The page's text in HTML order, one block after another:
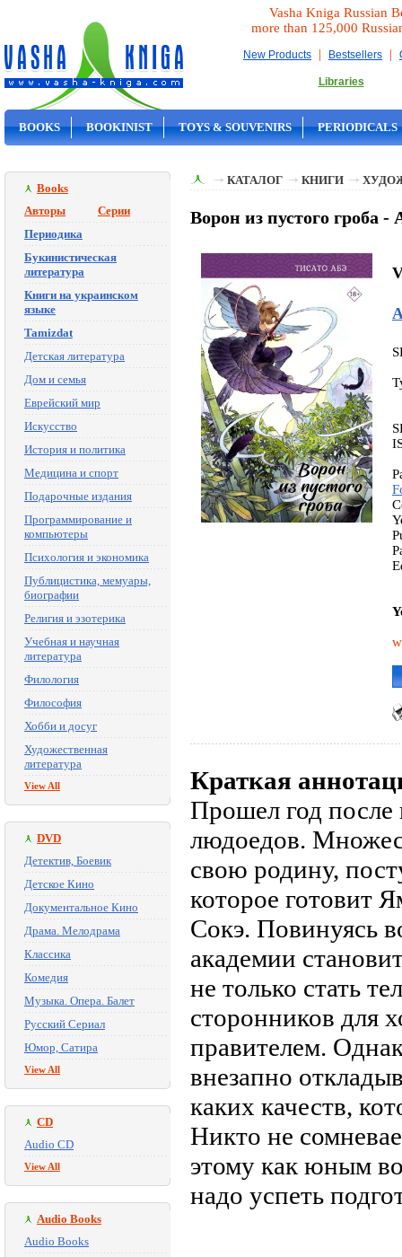
Vasha Kniga Russian
more than 125,000
New Products | Bestsellers |
Libraries
BOOKS BOOKINIST TOYS & SOUVENIRS PERIODICALS
Books
Авторы
Серии
Периодика
Букинистическая
литература
Книги на украинском
языке
Tamizdat
Детская литература
Дом и семья
Еврейский мир
Искусство
История и политика
Медицина и спорт
Подарочные издания
Программирование и
компьютеры
Психология и экономика
Публицистика, мемуары,
биографии
Религия и эзотерика
Учебная и научная
литература
Филология
Философия
Хобби и досуг
Художественная
литература
View All
DVD
Детектив, Боевик
Детское Кино
Документальное Кино
Драма. Мелодрама
Классика
Комедия
Музыка. Опера. Балет
Русский Сериал
Юмор, Сатира
View All
CD
Audio CD
View All
Audio Books
Audio Books
КАТАЛОГ КНИГИ
Ворон из пустого гроба -
Краткая
Прошел год после
людоедов.
свою родину,
которое готовит
Сокэ. Повинуясь
академии
не только стать
сторонников для
правителем.
внезапно
каких качеств,
Никто не
этому как юным
надо успеть